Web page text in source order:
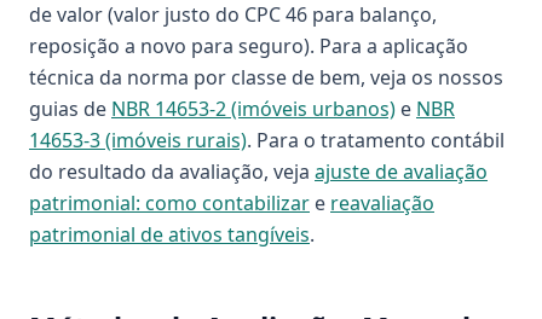
de valor (valor justo do CPC 46 para balanço,
reposição a novo para seguro). Para a aplicação
técnica da norma por classe de bem, veja os nossos
guias de NBR 14653-2 (imóveis urbanos) e NBR
14653-3 (imóveis rurais). Para o tratamento contábil
do resultado da avaliação, veja ajuste de avaliação
patrimonial: como contabilizar e reavaliação
patrimonial de ativos tangíveis.